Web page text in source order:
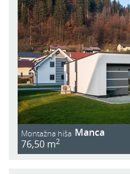
Montažna hiša Manca
76,50 m2